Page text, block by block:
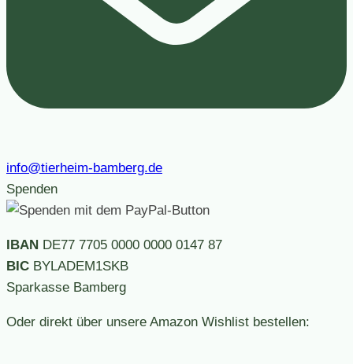
info@tierheim-bamberg.de
Spenden
IBAN DE77 7705 0000 0000 0147 87
BIC BYLADEM1SKB
Sparkasse Bamberg
Oder direkt über unsere Amazon Wishlist bestellen: